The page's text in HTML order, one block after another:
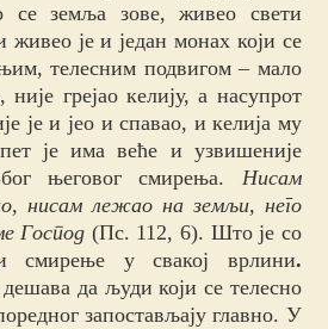
се земља зове, живео свети
је и један монах који се
телесним подвигом – мало
није грејао келију, а насупрот
је и јео и спавао, и келија му
је има веће и узвишеније
његовог смирења. Нисам
нисам лежао на земљи, него
Господ (Пс. 112, 6). Што је со
у свакој врлини.
да људи који се телесно
запостављају главно. У